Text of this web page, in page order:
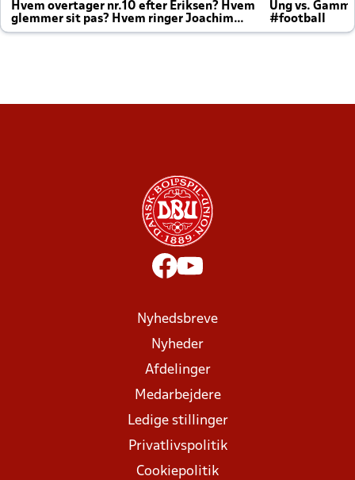
Hvem overtager nr.10 efter Eriksen? Hvem
glemmer sit pas? Hvem ringer Joachim
altid til efter kampe?
Ung vs.
#football
Nyhedsbreve
Nyheder
Afdelinger
Medarbejdere
Ledige stillinger
Privatlivspolitik
Cookiepolitik